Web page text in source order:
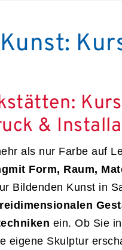
&
als nur Farbe auf
mit Form, Raum,
Bildenden Kunst in
ein. Ob Sie
eigene Skulptur